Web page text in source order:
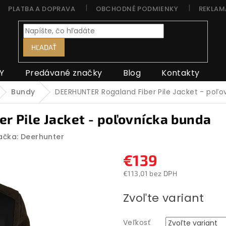
PLATBA A DOPRAVA OBCHODNÉ PODMIENKY
HĽADAŤ
Predávané značky Blog Kontakty
Bundy DEERHUNTER Rogaland Fiber Pile Jacket -
Pile Jacket - poľovnícka bunda
Deerhunter
€139
€113,01 bez DPH
cena:
Zvoľte variant
Veľkosť